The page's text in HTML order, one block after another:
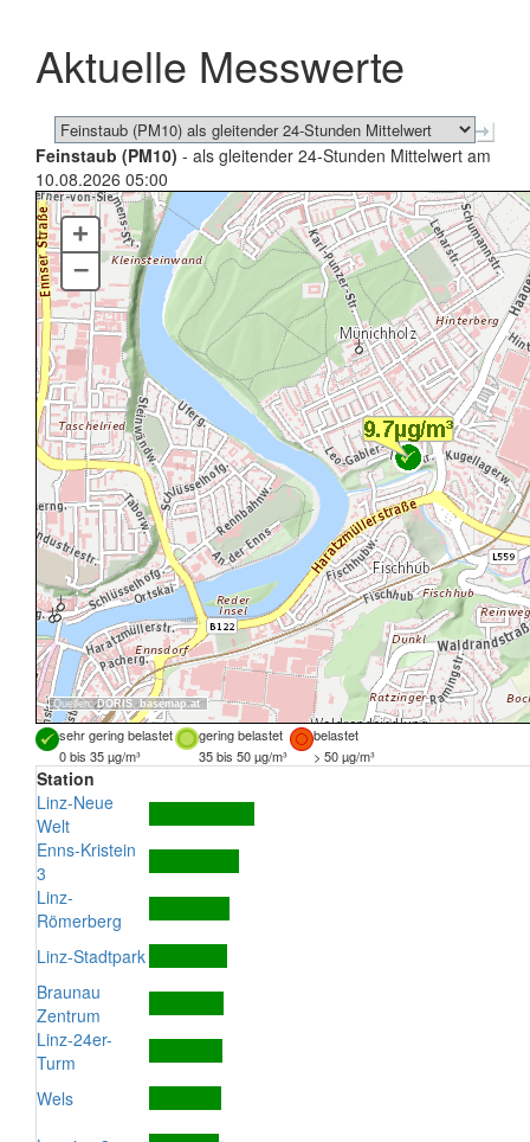
schließen
Aktuelle Messwerte
Feinstaub (PM10) - als gleitender 24-Stunden Mittelwert am
10.08.2026 05:00
Quellen:DORIS, basemap.at
+
–
sehr gering belastet gering belastet
belastet
0 bis 35 µg/m³
35 bis 50 µg/m³ > 50 µg/m³
Station
Linz-Neue
Welt
Enns-Kristein
3
Linz-
Römerberg
Linz-Stadtpark
Braunau
Zentrum
Linz-24er-
Turm
Wels